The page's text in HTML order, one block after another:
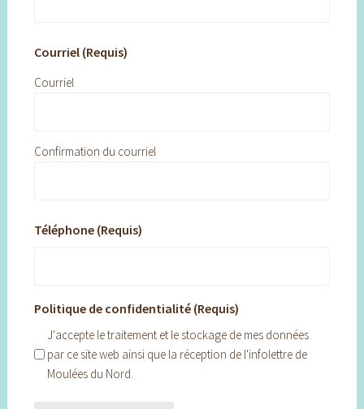
Courriel (Requis)
Courriel
Confirmation du courriel
Téléphone (Requis)
Politique de confidentialité (Requis)
J'accepte le traitement et le stockage de mes données
par ce site web ainsi que la réception de l'infolettre de
Moulées du Nord.